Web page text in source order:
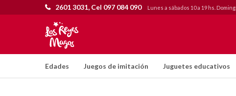
Edades Juegos de imitación Juguetes educativos
2601 3031, Cel 097 084 090 Lunes a sábados 10 a 19 hs.